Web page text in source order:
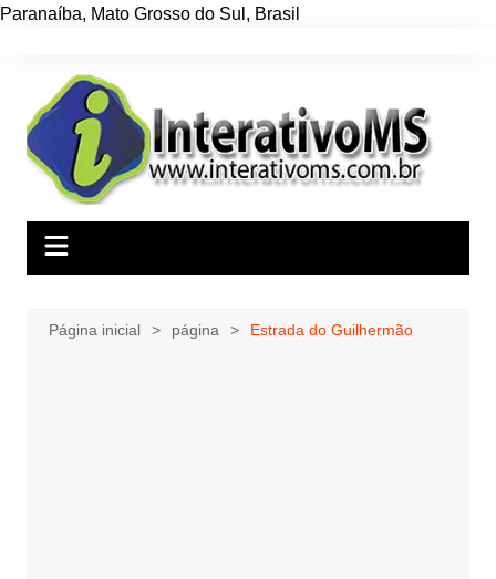
Paranaíba, Mato Grosso do Sul , Brasil
conteúdo
Página inicial página Estrada do Guilhermão